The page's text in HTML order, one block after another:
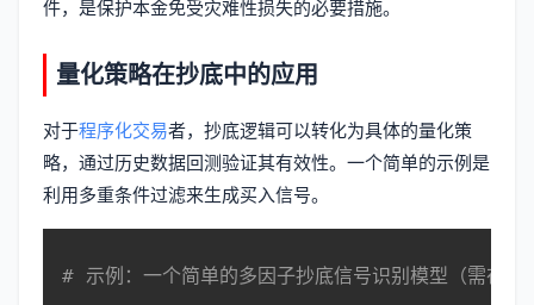
件，是保护本金免受灾难性损失的必要措施。
量化策略在抄底中的应用
对于程序化交易者，抄底逻辑可以转化为具体的量化策
略，通过历史数据回测验证其有效性。一个简单的示例是
利用多重条件过滤来生成买入信号。
# 示例：一个简单的多因子抄底信号识别模型（需在专